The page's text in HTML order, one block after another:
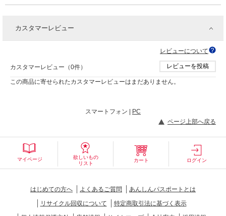
カスタマーレビュー
レビューについて
カスタマーレビュー（0件） レビューを投稿
この商品に寄せられたカスタマーレビューはまだありません。
スマートフォン |
PC
ページ上部へ戻る
マイページ
欲しいもの
リスト
カート ログイン
はじめての方へ よくあるご質問
あんしんパスポートとは
リサイクル回収について
特定商取引法に基づく表示